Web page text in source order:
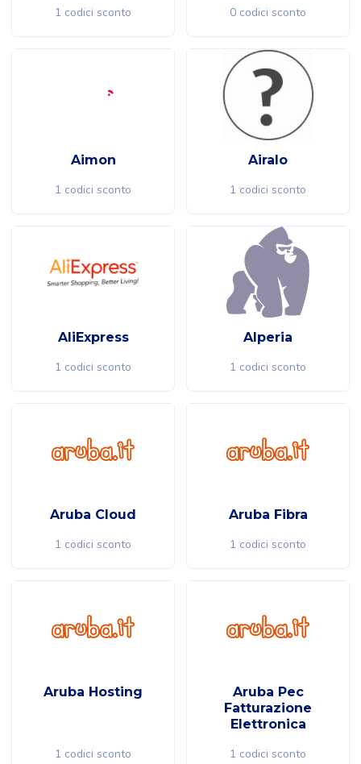
1 codici sconto
0 codici sconto
Aimon
1 codici sconto
Airalo
1 codici sconto
AliExpress
1 codici sconto
Alperia
1 codici sconto
Aruba Cloud
1 codici sconto
Aruba Fibra
1 codici sconto
Aruba Hosting
1 codici sconto
Aruba Pec
Fatturazione
Elettronica
1 codici sconto